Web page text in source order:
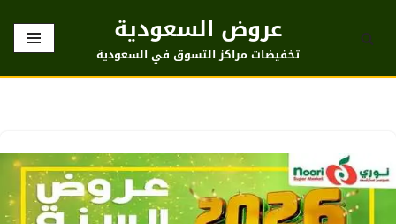
تخطى
عروض السعودية
تخفيضات مراكز التسوق في السعودية